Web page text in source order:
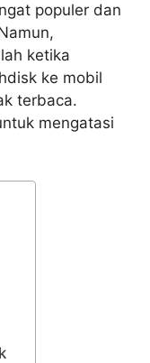
populer dan
ketika
ke mobil
terbaca.
mengatasi